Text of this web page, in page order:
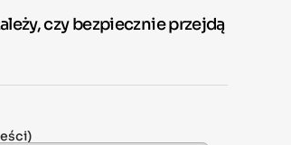
czy bezpiecznie przejdą